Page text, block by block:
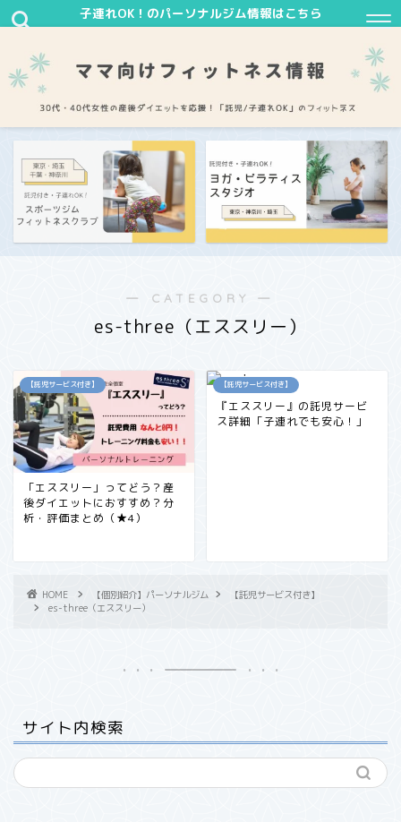
子連れOK！のパーソナルジム情報はこちら
― CATEGORY ―
es-three（エススリー）
【託児サービス付き】
「エススリー」ってどう？産
後ダイエットにおすすめ？分
析・評価まとめ（★4）
【託児サービス付き】
『エススリー』の託児サービ
ス詳細「子連れでも安心！」
HOME 【個別紹介】パーソナルジム
【託児サービス付き】
es-three（エススリー）
サイト内検索